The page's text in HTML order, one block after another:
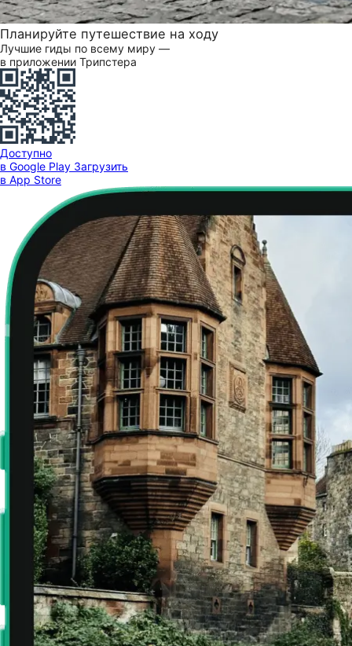
Планируйте путешествие на ходу
Лучшие гиды по всему миру —
в приложении Трипстера
Доступно
в Google Play Загрузить
в App Store